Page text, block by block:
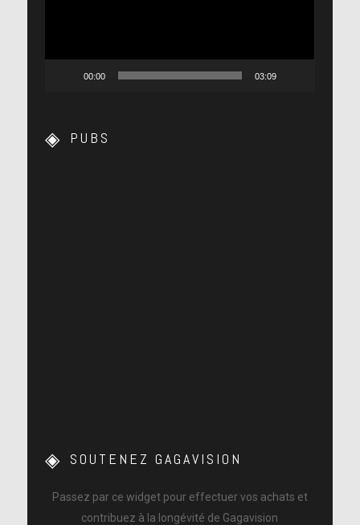
00:00 03:09
PUBS
SOUTENEZ GAGAVISION
Passez par ce widget pour effectuer vos achats et
contribuez à la longévité de Gagavision